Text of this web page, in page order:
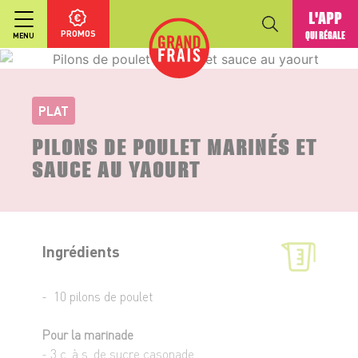
MENU PROMOS
L'APP
QUI RÉGALE
PLAT
PILONS DE POULET MARINÉS ET
SAUCE AU YAOURT
Ingrédients
- 10 pilons de poulet
Pour la marinade
- 3 c. à s. de sucre casonade